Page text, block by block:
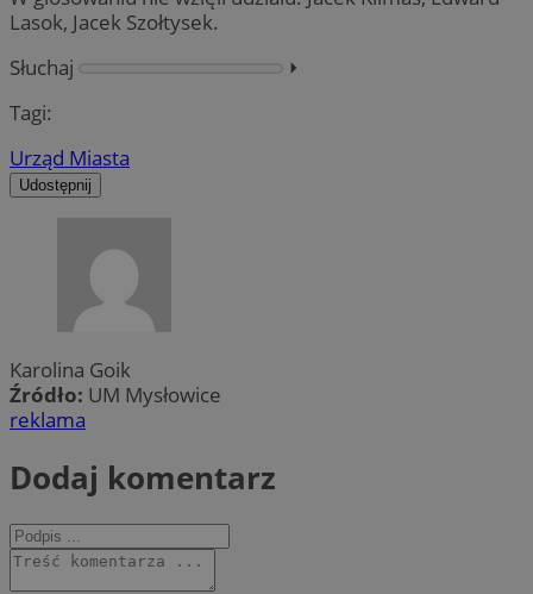
Lasok, Jacek Szołtysek.
Słuchaj
⏵︎
Tagi:
Urząd Miasta
Udostępnij
Karolina Goik
Źródło: UM Mysłowice
reklama
Dodaj komentarz